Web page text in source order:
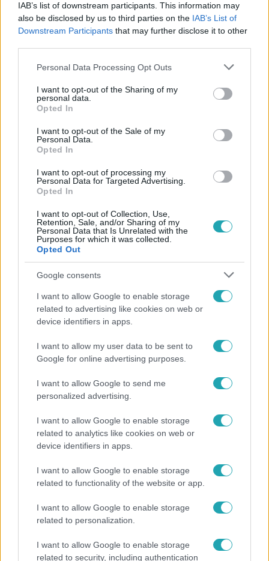
IAB’s list of downstream participants. This information may
also be disclosed by us to third parties on the IAB’s List of
Downstream Participants that may further disclose it to other
Please note that this website/app uses one or more Google
not limited to your visit or usage behaviour. You may click to
grant or deny consent to Google and its third-party tags to
use your data for below specified purposes in below Google
consent section.
Personal Data Processing Opt Outs
I want to opt-out of the Sharing of my
personal data.
Opted In
I want to opt-out of the Sale of my
Personal Data.
Opted In
I want to opt-out of processing my
Personal Data for Targeted Advertising.
Opted In
I want to opt-out of Collection, Use,
Retention, Sale, and/or Sharing of my
Personal Data that Is Unrelated with the
Purposes for which it was collected.
Opted Out
Google consents
I want to allow Google to enable storage
related to advertising like cookies on web or
device identifiers in apps.
I want to allow my user data to be sent to
Google for online advertising purposes.
I want to allow Google to send me
personalized advertising.
I want to allow Google to enable storage
related to analytics like cookies on web or
device identifiers in apps.
I want to allow Google to enable storage
related to functionality of the website or app.
I want to allow Google to enable storage
related to personalization.
I want to allow Google to enable storage
related to security, including authentication
SZLOVÁKIA
Népszerű
Életmód
Ez a 3 népszerű kerti növény akár az ingatlanod
értékét is csökkentheti
Már nagymama, de a fiai is kész férfiak: friss fotón